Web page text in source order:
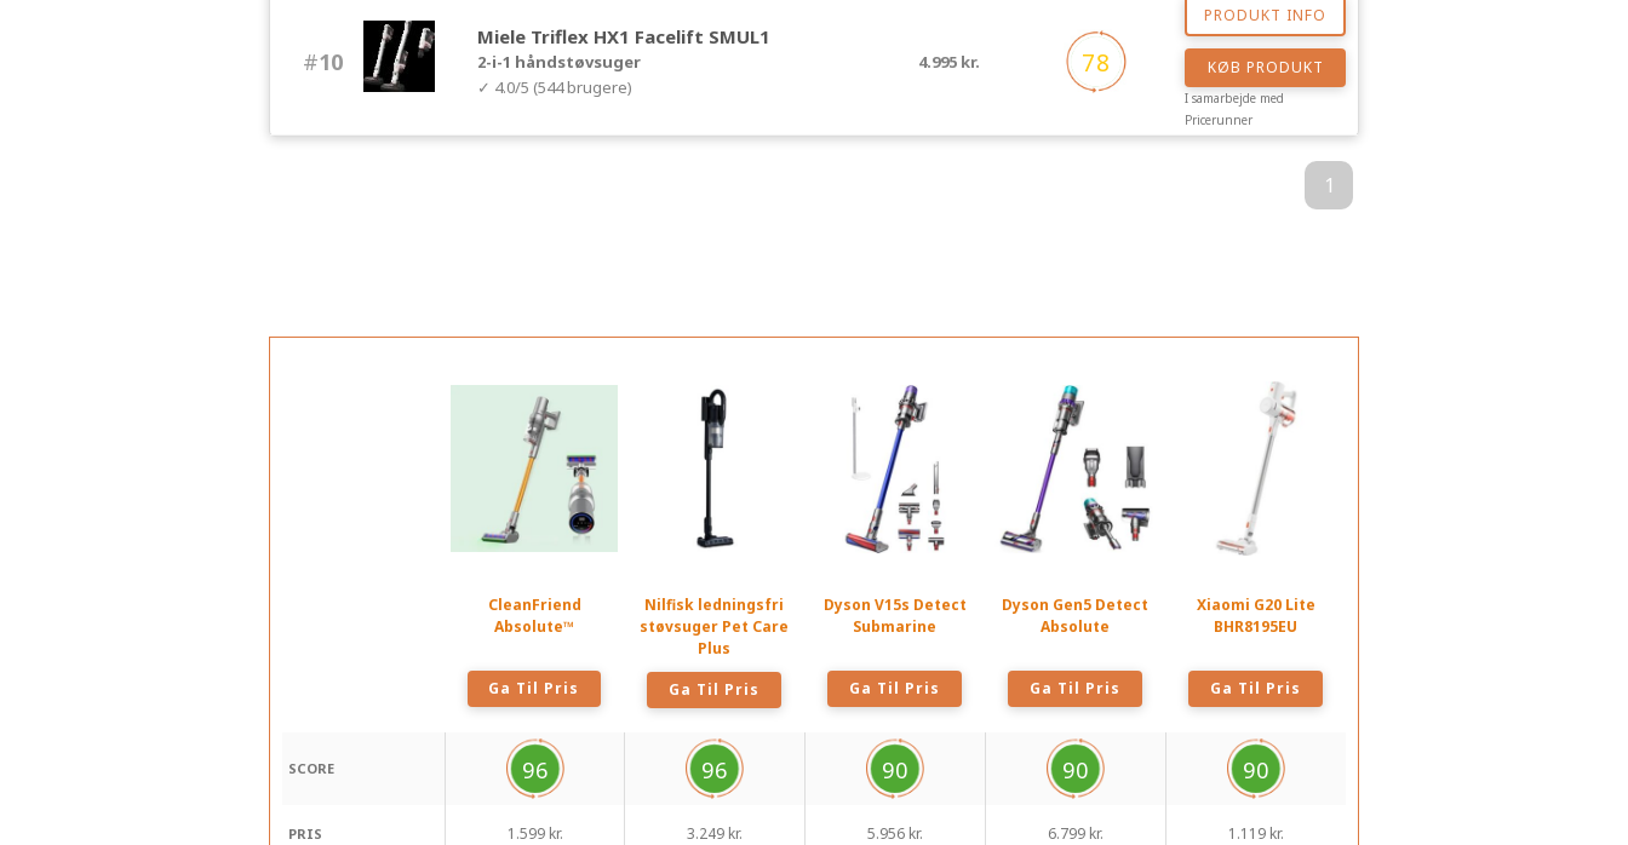
#10
Miele Triflex HX1 Facelift SMUL1
2-i-1 håndstøvsuger
✓ 4.0/5 (544 brugere)
4.995 kr. 78
PRODUKT INFO
KØB PRODUKT
I samarbejde med
Pricerunner
1
CleanFriend
Absolute™
Ga Til Pris
Nilfisk ledningsfri
støvsuger Pet Care
Plus
Ga Til Pris
Dyson V15s Detect
Submarine
Ga Til Pris
Dyson Gen5 Detect
Absolute
Ga Til Pris
Xiaomi G20 Lite
BHR8195EU
Ga Til Pris
SCORE 96 96 90 90 90
PRIS 1.599 kr. 3.249 kr. 5.956 kr. 6.799 kr. 1.119 kr.